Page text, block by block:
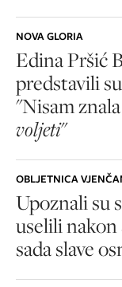
NOVA GLORIA
Edina Pršić
predstavili
"Nisam
voljeti"
OBLJETNICA
Upoznali su
uselili nakon
sada slave